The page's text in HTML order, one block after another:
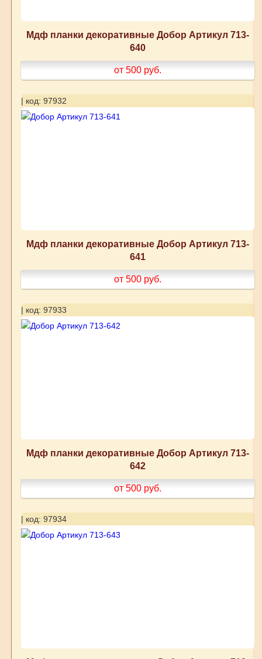
Мдф планки декоративные Добор Артикул 713-
640
от 500 руб.
| код: 97932
Мдф планки декоративные Добор Артикул 713-
641
от 500 руб.
| код: 97933
Мдф планки декоративные Добор Артикул 713-
642
от 500 руб.
| код: 97934